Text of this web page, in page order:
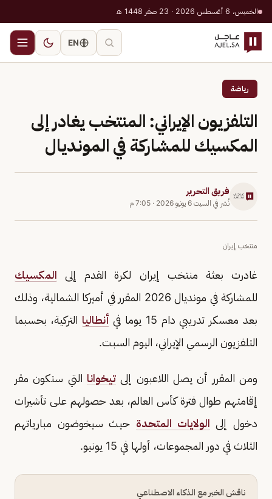
الخميس، 6 أغسطس 2026 · 23 صفر 1448 هـ
EN
رياضة
التلفزيون الإيراني: المنتخب يغادر إلى
المكسيك للمشاركة في المونديال
فريق التحرير
نُشر في السبت 6 يونيو 2026 · 7:05 م
منتخب إيران
غادرت بعثة منتخب إيران لكرة القدم إلى المكسيك
للمشاركة في مونديال 2026 المقرر في أميركا الشمالية، وذلك
بعد معسكر تدريبي دام 15 يوما في
أنطاليا التركية، بحسبما
التلفزيون الرسمي الإيراني، اليوم السبت.
ومن المقرر أن يصل اللاعبون إلى تيخوانا التي ستكون مقر
إقامتهم طوال فترة كأس العالم، بعد حصولهم على تأشيرات
دخول إلى الولايات المتحدة حيث سيخوضون مبارياتهم
الثلاث في دور المجموعات، أولها في 15 يونيو.
ناقش الخبر مع الذكاء الاصطناعي